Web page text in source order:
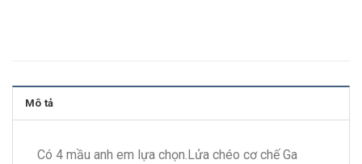
Mô tả
Có 4 mầu anh em lựa chọn.Lửa chéo cơ chế Ga